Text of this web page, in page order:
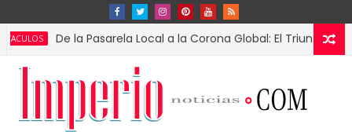
De la Pasarela Local a la Corona Global: El Triunfo de Fátima